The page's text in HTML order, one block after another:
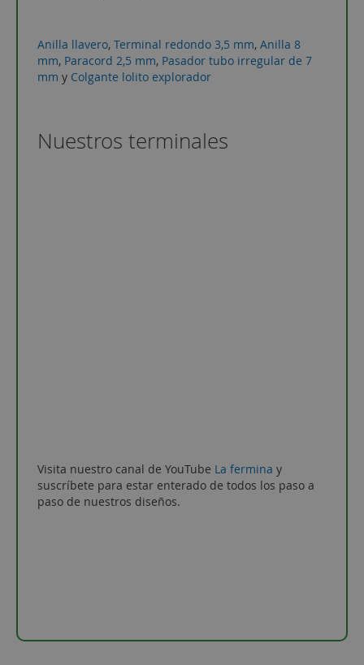
Anilla llavero,Terminal redondo 3,5 mm,Anilla 8
mm, Paracord 2,5 mm, Pasador tubo irregular de 7
mm y Colgante lolito explorador
Nuestros terminales
Visita nuestro canal de YouTube La fermina y
suscríbete para estar enterado de todos los paso a
paso de nuestros diseños.